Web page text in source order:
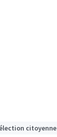
citoyenne